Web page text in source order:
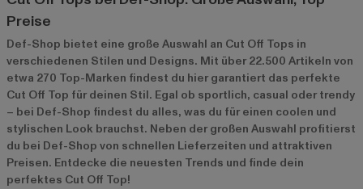
Preise
Def-Shop bietet eine große Auswahl an Cut Off Tops in
verschiedenen Stilen und Designs. Mit über 22.500 Artikeln von
etwa 270 Top-Marken findest du hier garantiert das perfekte
Cut Off Top für deinen Stil. Egal ob sportlich, casual oder trendy
– bei Def-Shop findest du alles, was du für einen coolen und
stylischen Look brauchst. Neben der großen Auswahl profitierst
du bei Def-Shop von schnellen Lieferzeiten und attraktiven
Preisen. Entdecke die neuesten Trends und finde dein
perfektes Cut Off Top!